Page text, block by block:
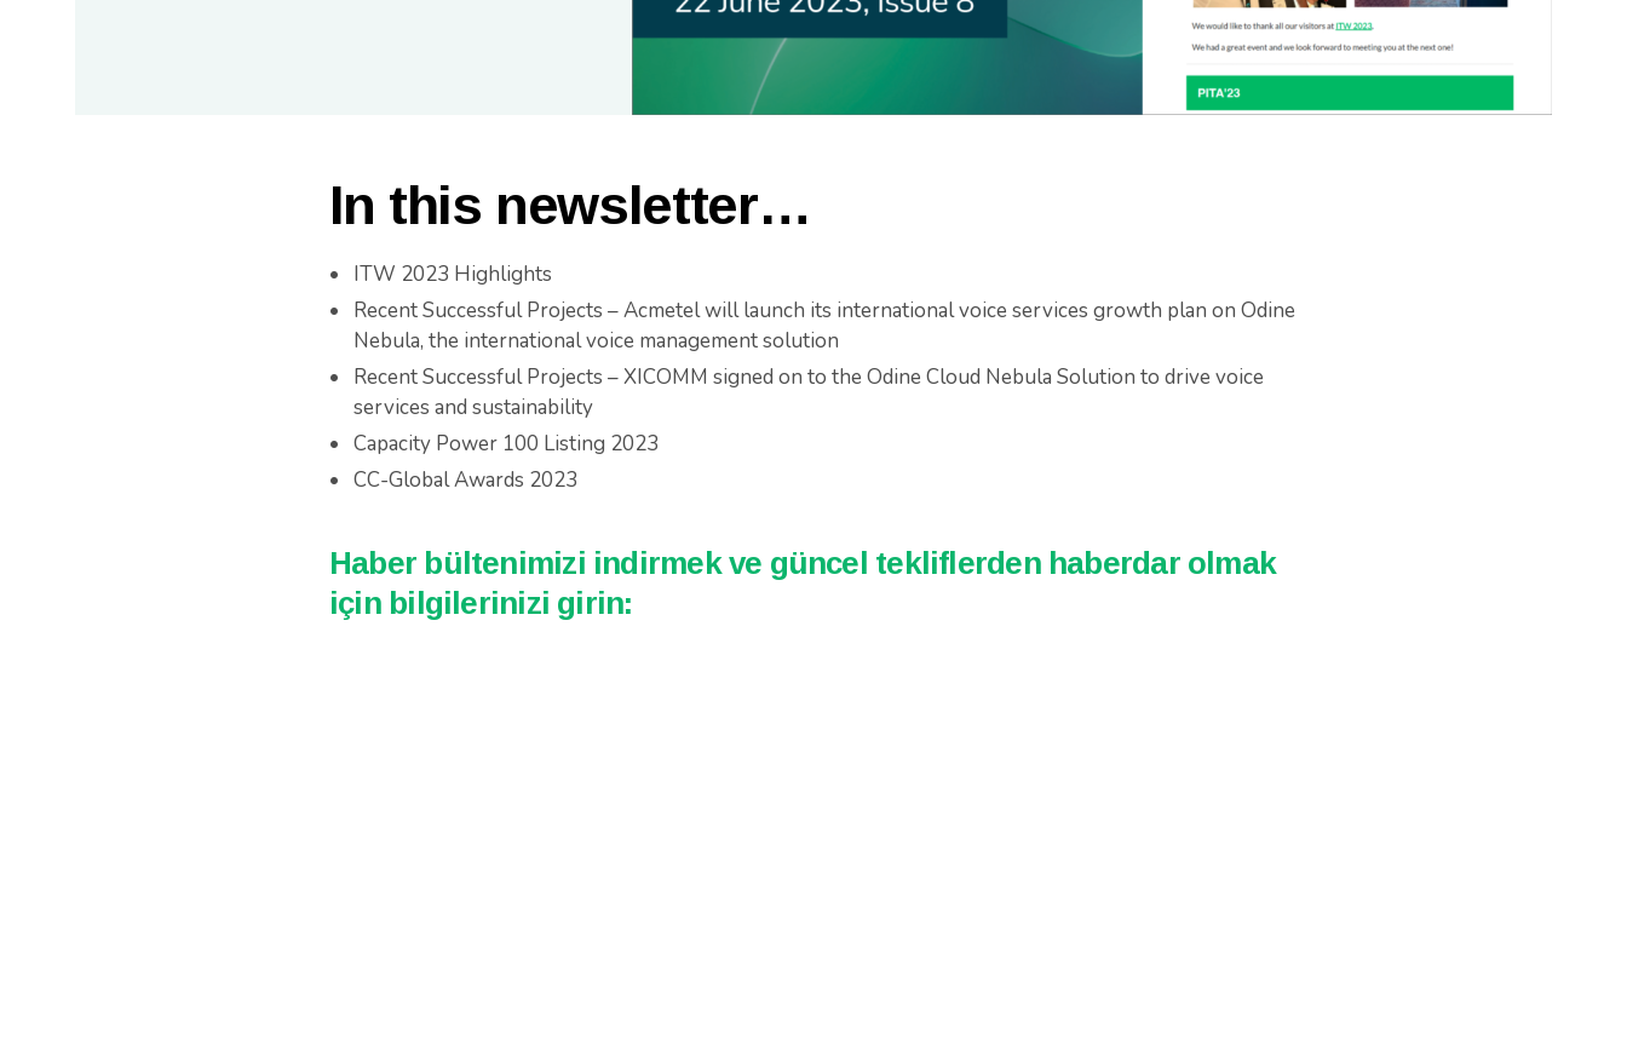
In this newsletter…
ITW 2023 Highlights
Recent Successful Projects – Acmetel will launch its international voice services growth plan on Odine
Nebula, the international voice management solution
Recent Successful Projects – XICOMM signed on to the Odine Cloud Nebula Solution to drive voice
services and sustainability
Capacity Power 100 Listing 2023
CC-Global Awards 2023
Haber bültenimizi indirmek ve güncel tekliflerden haberdar olmak
için bilgilerinizi girin: